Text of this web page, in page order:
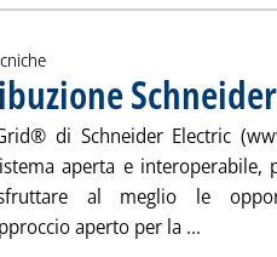
Schneider
di Schneider Electric
aperta e interoperabile,
al meglio le
aperto per la ...